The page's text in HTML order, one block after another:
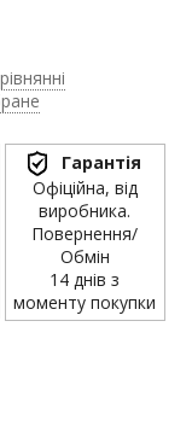
Гарантія
Офіційна, від
виробника.
Повернення/
Обмін
14 днів з
моменту покупки